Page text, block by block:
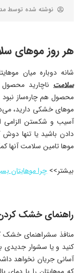
نوشته شده توسط
هر روز موهای
شانه دوباره میان
سلامت ناچارید محصول
محصول هم چاره‌ساز
موهای خشکی دارید،
آسیب و شکستن
دادن باشید یا تنها دوش
موها تامین سلامت آنها
بیشتر>> چرا موهایتان
راهنمای خشک
منافذ سشراهنمای خشک
کنید و یا سشوار جدیدی
آسانی جریان نخواهد